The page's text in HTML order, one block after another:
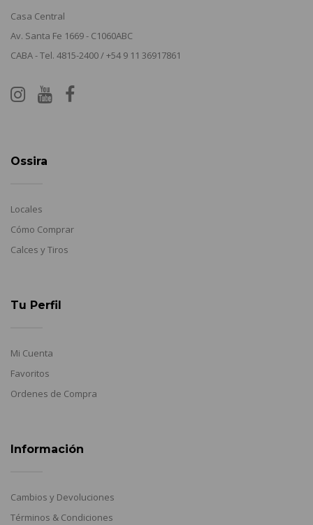
Casa Central
Av. Santa Fe 1669 - C1060ABC
CABA - Tel. 4815-2400 / +54 9 11 36917861
Ossira
Locales
Cómo Comprar
Calces y Tiros
Tu Perfil
Mi Cuenta
Favoritos
Ordenes de Compra
Información
Cambios y Devoluciones
Términos & Condiciones